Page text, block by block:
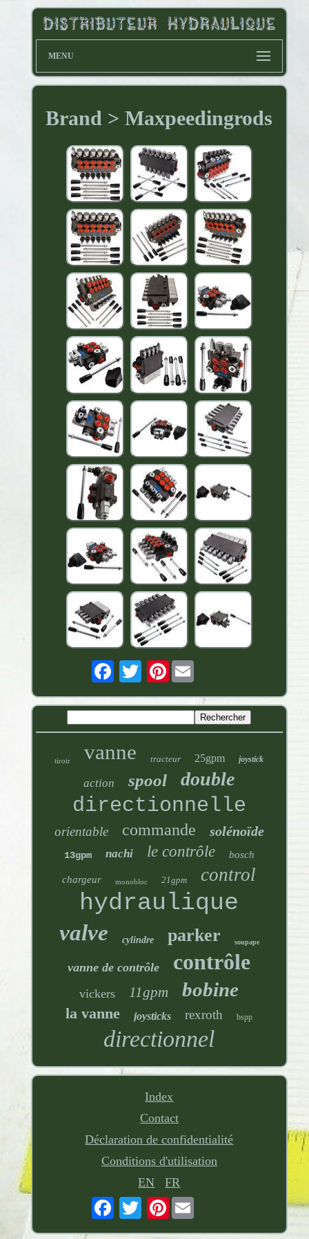
MENU
Brand > Maxpeedingrods
Pinterest
tiroir vanne tracteur 25gpm joystick
action spool double
directionnelle
orientable commande solénoïde
13gpm nachi le contrôle bosch
chargeur monobloc 21gpm control
hydraulique
valve cylindre parker soupape
vanne de contrôle contrôle
vickers 11gpm bobine
la vanne joysticks rexroth bspp
directionnel
Index
Contact
Déclaration de confidentialité
Conditions d'utilisation
EN
FR
Pinterest